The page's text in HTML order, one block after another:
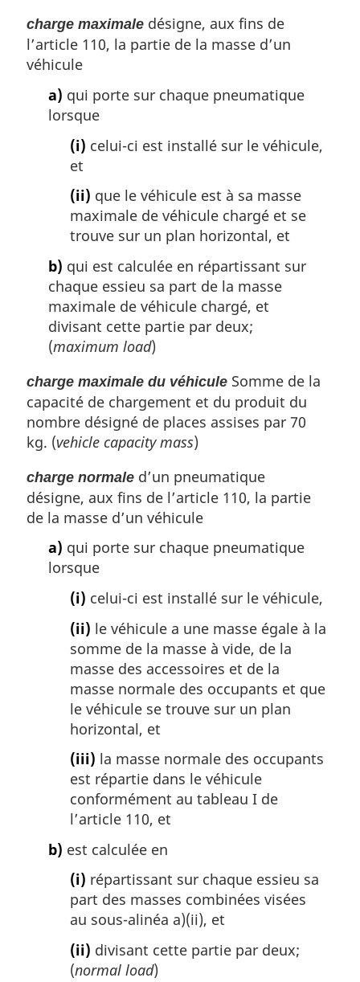
charge maximale désigne, aux fins de
l’article 110, la partie de la masse d’un
véhicule
a) qui porte sur chaque pneumatique
lorsque
(i) celui-ci est installé sur le véhicule,
et
(ii) que le véhicule est à sa masse
maximale de véhicule chargé et se
trouve sur un plan horizontal, et
b) qui est calculée en répartissant sur
chaque essieu sa part de la masse
maximale de véhicule chargé, et
divisant cette partie par deux;
(maximum load)
charge maximale du véhicule Somme de la
capacité de chargement et du produit du
nombre désigné de places assises par 70
kg. (vehicle capacity mass)
charge normale d’un pneumatique
désigne, aux fins de l’article 110, la partie
de la masse d’un véhicule
a) qui porte sur chaque pneumatique
lorsque
(i) celui-ci est installé sur le véhicule,
(ii) le véhicule a une masse égale à la
somme de la masse à vide, de la
masse des accessoires et de la
masse normale des occupants et que
le véhicule se trouve sur un plan
horizontal, et
(iii) la masse normale des occupants
est répartie dans le véhicule
conformément au tableau I de
l’article 110, et
b) est calculée en
(i) répartissant sur chaque essieu sa
part des masses combinées visées
au sous-alinéa a)(ii), et
(ii) divisant cette partie par deux;
(normal load)